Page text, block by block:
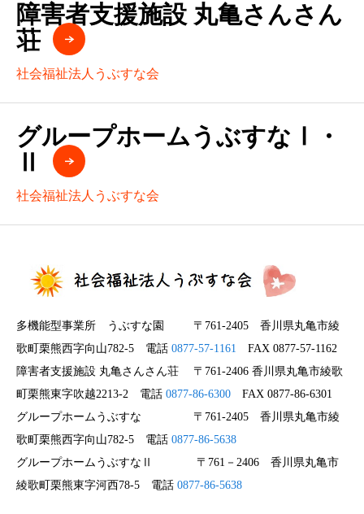
障害者支援施設 丸亀さんさん
荘
社会福祉法人うぶすな会
グループホームうぶすなⅠ・
社会福祉法人うぶすな会
多機能型事業所 うぶすな園 〒761-2405 香川県丸亀市綾
歌町栗熊西字向山782-5 電話 0877-57-1161 FAX 0877-57-1162
障害者支援施設 丸亀さんさん荘 〒761-2406 香川県丸亀市綾歌
町栗熊東字吹越2213-2 電話 0877-86-6300 FAX 0877-86-6301
グループホームうぶすな 〒761-2405 香川県丸亀市綾
歌町栗熊西字向山782-5 電話 0877-86-5638
グループホームうぶすなⅡ 〒761－2406 香川県丸亀市
綾歌町栗熊東字河西78-5 電話 0877-86-5638